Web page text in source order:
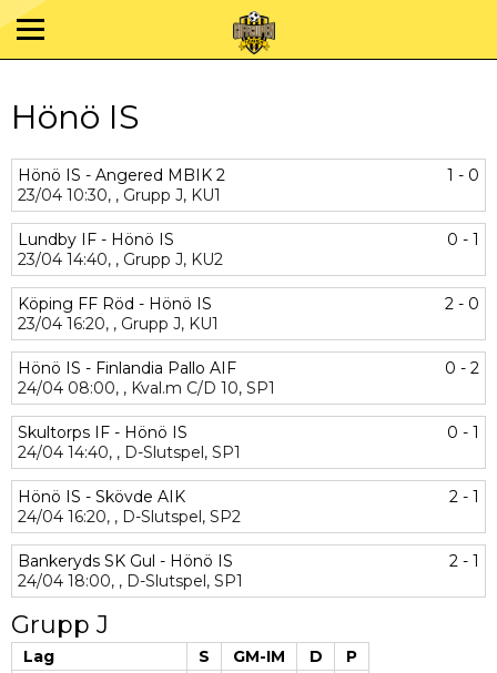
Hönö IS
Hönö IS - Angered MBIK 2
1 - 0
23/04 10:30, , Grupp J, KU1
Lundby IF - Hönö IS
0 - 1
23/04 14:40, , Grupp J, KU2
Köping FF Röd - Hönö IS
2 - 0
23/04 16:20, , Grupp J, KU1
Hönö IS - Finlandia Pallo AIF
0 - 2
24/04 08:00, , Kval.m C/D 10, SP1
Skultorps IF - Hönö IS
0 - 1
24/04 14:40, , D-Slutspel, SP1
Hönö IS - Skövde AIK
2 - 1
24/04 16:20, , D-Slutspel, SP2
Bankeryds SK Gul - Hönö IS
2 - 1
24/04 18:00, , D-Slutspel, SP1
Grupp J
Lag S GM-IM D
P